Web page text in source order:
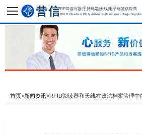
RFID读写器|手持终端|天线|电子标签供应商
RFID Readers|PDA|Antennas|Electronic Tags
首页>新闻资讯>RFID阅读器和天线在政法档案管理中